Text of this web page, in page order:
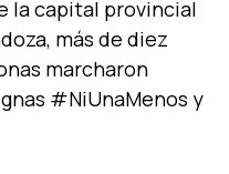
la capital provincial
más de diez
marcharon
#NiUnaMenos y